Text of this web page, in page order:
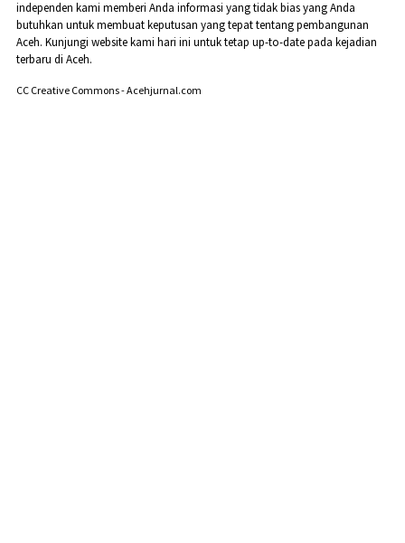
independen kami memberi Anda informasi yang tidak bias yang Anda
butuhkan untuk membuat keputusan yang tepat tentang pembangunan
Aceh. Kunjungi website kami hari ini untuk tetap up-to-date pada kejadian
terbaru di Aceh.
CC Creative Commons - Acehjurnal.com